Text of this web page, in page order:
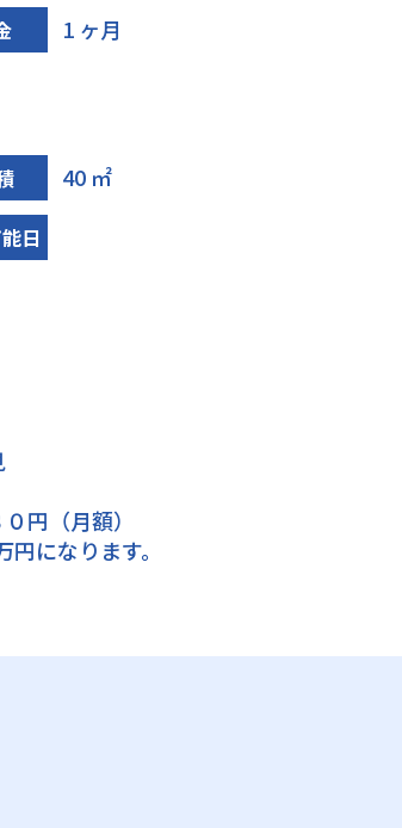
1 ヶ月
40 ㎡
日
円（月額）
になります。